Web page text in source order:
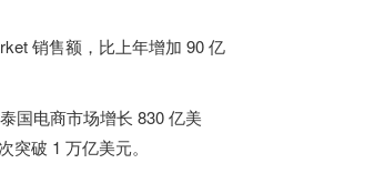
销售额，比上年增加 90 亿
国电商市场增长 830 亿美
破 1 万亿美元。